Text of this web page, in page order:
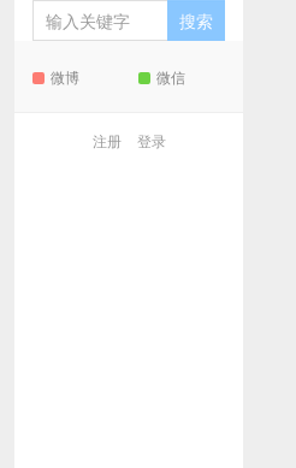
微博 微信
注册 登录